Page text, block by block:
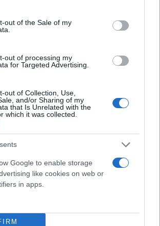
below specified purposes in below Google
out of the Sale of my
out of processing my
for Targeted Advertising.
out of Collection, Use,
and/or Sharing of my
that Is Unrelated with the
which it was collected.
Google to enable storage
like cookies on web or
in apps.
visibilità
nastro
attrezzi